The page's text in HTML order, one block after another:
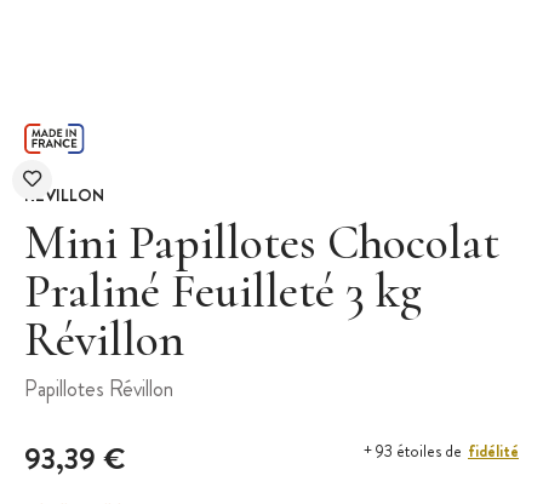
REVILLON
Mini Papillotes Chocolat
Praliné Feuilleté 3 kg
Révillon
Papillotes Révillon
93,39 € + 93 étoiles de fidélité